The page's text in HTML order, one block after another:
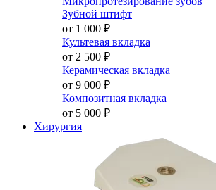
Зубной штифт
от 1 000 ₽
Культевая вкладка
от 2 500 ₽
Керамическая вкладка
от 9 000 ₽
Композитная вкладка
от 5 000 ₽
Хирургия